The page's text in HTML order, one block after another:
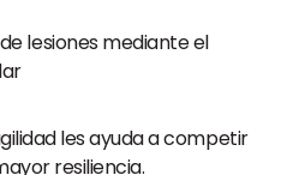
lesiones mediante el
les ayuda a competir
resiliencia.